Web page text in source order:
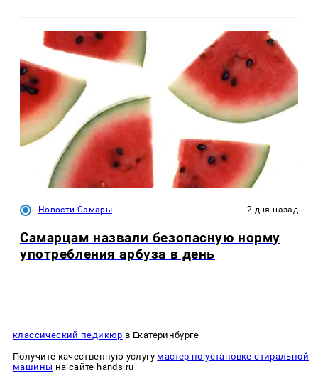
Новости Самары 2 дня назад
Самарцам назвали безопасную норму
употребления арбуза в день
классический педикюр в Екатеринбурге
Получите качественную услугу мастер по установке стиральной
машины на сайте hands.ru